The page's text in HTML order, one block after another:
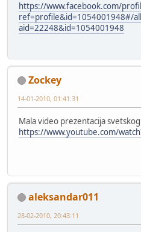
https://www.facebook.com/
ref=profile&id=1054001948#/
aid=22248&id=1054001948
Zockey
14-01-2010, 01:41:31
Mala video prezentacija
https://www.youtube.com/
aleksandar011
28-02-2010, 20:43:11